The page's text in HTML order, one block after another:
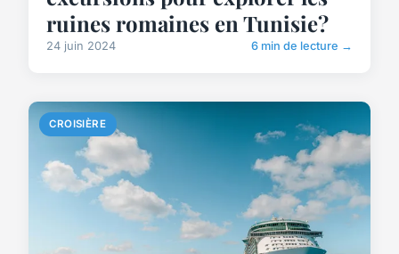
ruines romaines en Tunisie?
24 juin 2024 6 min de lecture →
CROISIÈRE